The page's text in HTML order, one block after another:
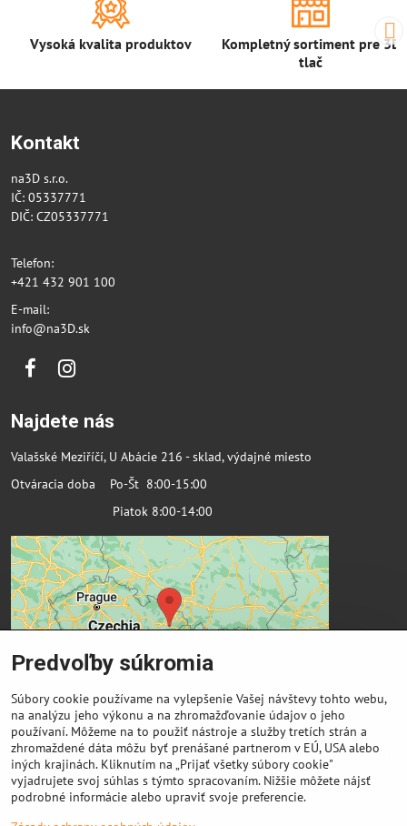
Vysoká kvalita produktov
Kompletný sortiment pre 3D
tlač
Kontakt
na3D s.r.o.
IČ: 05337771
DIČ: CZ05337771
Telefon:
+421 432 901 100
E-mail:
info@na3D.sk
FacebookInstagram
Najdete nás
Valašské Meziříčí, U Abácie 216 - sklad, výdajné miesto
Otváracia doba Po-Št 8:00-15:00
Piatok 8:00-14:00
Dôležité odkazy
Výkup cievok
Predvoľby súkromia
Súbory cookie používame na vylepšenie Vašej návštevy tohto webu,
na analýzu jeho výkonu a na zhromažďovanie údajov o jeho
používaní. Môžeme na to použiť nástroje a služby tretích strán a
zhromaždené dáta môžu byť prenášané partnerom v EÚ, USA alebo
iných krajinách. Kliknutím na „Prijať všetky súbory cookie"
vyjadrujete svoj súhlas s týmto spracovaním. Nižšie môžete nájsť
podrobné informácie alebo upraviť svoje preferencie.